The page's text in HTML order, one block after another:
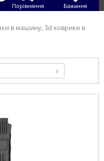
в машину, 3d коврики в
Порівняння Бажання